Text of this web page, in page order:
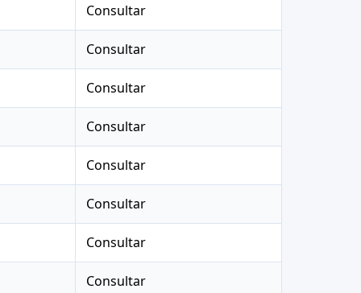
Consultar
Consultar
Consultar
Consultar
Consultar
Consultar
Consultar
Consultar